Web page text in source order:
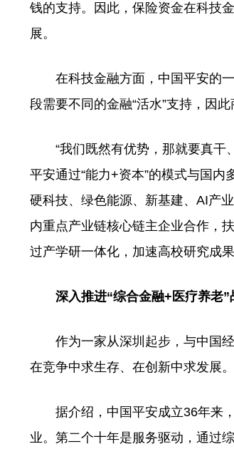
钱的支持。因此，保险资金在科技
展。
在科技金融方面，中国平安的一
段需要不同的金融“活水”支持，因
“我们既然有优势，那就要真干、
平安通过“能力+资本”的模式与国
硬科技、绿色能源、新基建、AI产
内重点产业链核心链主企业合作，
过产学研一体化，加速高校研究成
深入推进“综合金融+医疗养老”
作为一家从深圳起步，与中国经
在竞争中求生存、在创新中求发展。
据介绍，中国平安成立36年来，
业。第二个十年是服务驱动，通过